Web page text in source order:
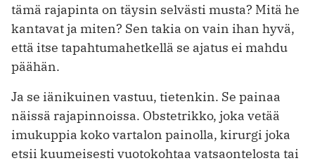
tämä rajapinta on täysin selvästi musta? Mitä he
kantavat ja miten? Sen takia on vain ihan hyvä,
että itse tapahtumahetkellä se ajatus ei mahdu
päähän.
Ja se iänikuinen vastuu, tietenkin. Se painaa
näissä rajapinnoissa. Obstetrikko, joka vetää
imukuppia koko vartalon painolla, kirurgi joka
etsii kuumeisesti vuotokohtaa vatsaontelosta tai